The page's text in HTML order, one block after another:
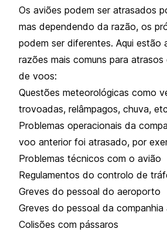
Os aviões podem ser atrasados
mas dependendo da razão, os
podem ser diferentes. Aqui estão
razões mais comuns para
de voos:
Questões meteorológicas como
trovoadas, relâmpagos, chuva,
Problemas operacionais da
voo anterior foi atrasado, por
Problemas técnicos com o avião
Regulamentos do controlo de
Greves do pessoal do aeroporto
Greves do pessoal da companhia
Colisões com pássaros